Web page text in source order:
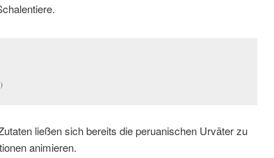
ließen sich bereits die peruanischen Urväter zu
animieren.